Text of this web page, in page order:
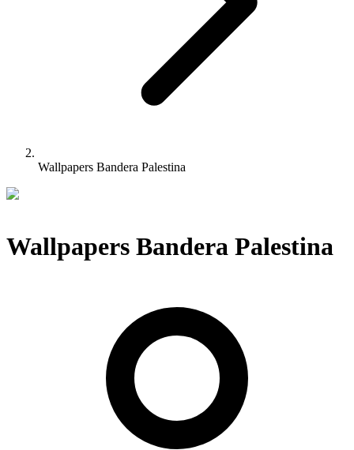
Wallpapers Bandera Palestina
Wallpapers Bandera Palestina